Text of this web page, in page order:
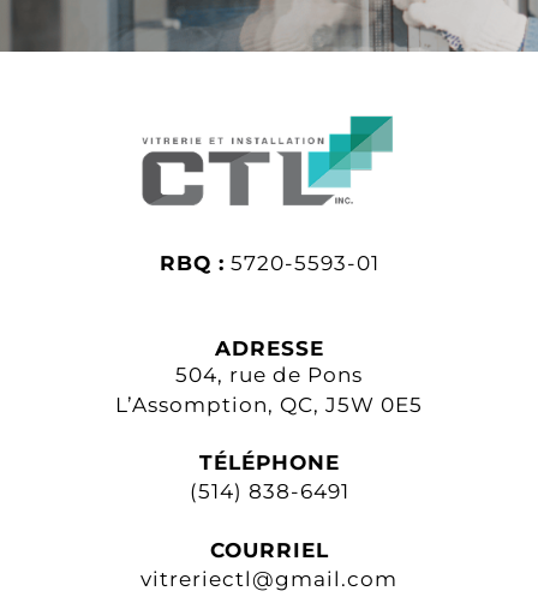
RBQ : 5720-5593-01
ADRESSE
504, rue de Pons
L’Assomption, QC, J5W 0E5
TÉLÉPHONE
(514) 838-6491
COURRIEL
vitreriectl@gmail.com